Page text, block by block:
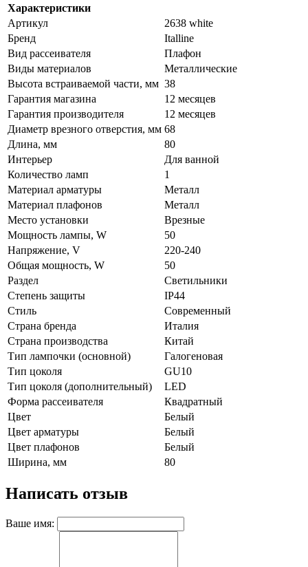
Характеристики
Артикул
2638 white
Бренд
Italline
Вид рассеивателя
Плафон
Виды материалов
Металлические
Высота встраиваемой части, мм 38
Гарантия магазина
12 месяцев
Гарантия производителя
12 месяцев
Диаметр врезного отверстия, мм 68
Длина, мм
80
Интерьер
Для ванной
Количество ламп
1
Материал арматуры
Металл
Материал плафонов
Металл
Место установки
Врезные
Мощность лампы, W
50
Напряжение, V
220-240
Общая мощность, W
50
Раздел
Светильники
Степень защиты
IP44
Стиль
Современный
Страна бренда
Италия
Страна производства
Китай
Тип лампочки (основной)
Галогеновая
Тип цоколя
GU10
Тип цоколя (дополнительный)
LED
Форма рассеивателя
Квадратный
Цвет
Белый
Цвет арматуры
Белый
Цвет плафонов
Белый
Ширина, мм
80
Написать отзыв
Ваше имя: